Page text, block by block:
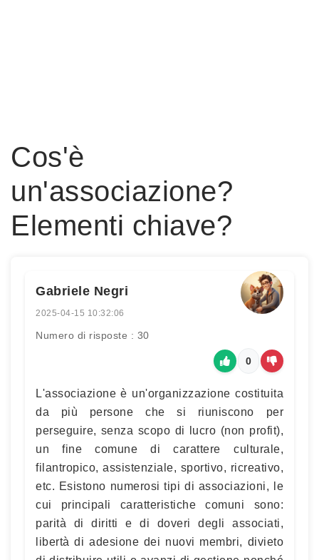
Cos'è
un'associazione?
Elementi chiave?
Gabriele Negri
2025-04-15 10:32:06
Numero di risposte : 30
0
L'associazione è un'organizzazione costituita
da più persone che si riuniscono per
perseguire, senza scopo di lucro (non profit),
un fine comune di carattere culturale,
filantropico, assistenziale, sportivo, ricreativo,
etc. Esistono numerosi tipi di associazioni, le
cui principali caratteristiche comuni sono:
parità di diritti e di doveri degli associati,
libertà di adesione dei nuovi membri, divieto